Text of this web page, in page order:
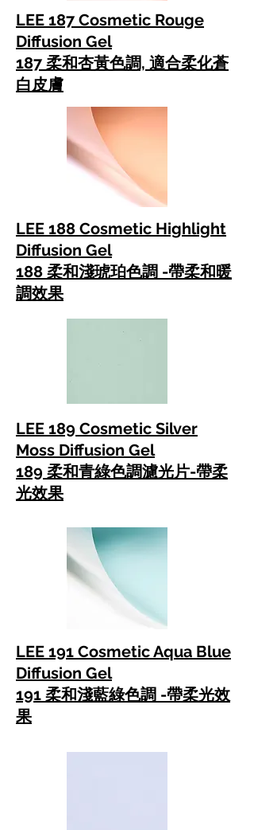
LEE 187 Cosmetic Rouge
Diffusion Gel
187 柔和杏黃色調, 適合柔化蒼
白皮膚
LEE 188 Cosmetic Highlight
Diffusion Gel
188 柔和淺琥珀色調 -帶柔和暖
調效果
LEE 189 Cosmetic Silver
Moss Diffusion Gel
189 柔和青綠色調濾光片-帶柔
光效果
LEE 191 Cosmetic Aqua Blue
Diffusion Gel
191 柔和淺藍綠色調 -帶柔光效
果